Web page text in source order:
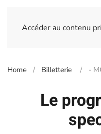
Accéder au contenu
Home Billetterie -
Le